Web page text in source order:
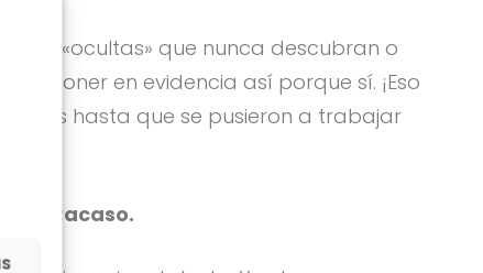
«ocultas» que nunca descubran o
a poner en evidencia así porque sí. ¡Eso
hasta que se pusieron a trabajar
del fracaso.